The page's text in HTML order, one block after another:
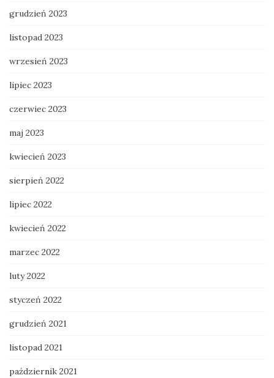
grudzień 2023
listopad 2023
wrzesień 2023
lipiec 2023
czerwiec 2023
maj 2023
kwiecień 2023
sierpień 2022
lipiec 2022
kwiecień 2022
marzec 2022
luty 2022
styczeń 2022
grudzień 2021
listopad 2021
październik 2021